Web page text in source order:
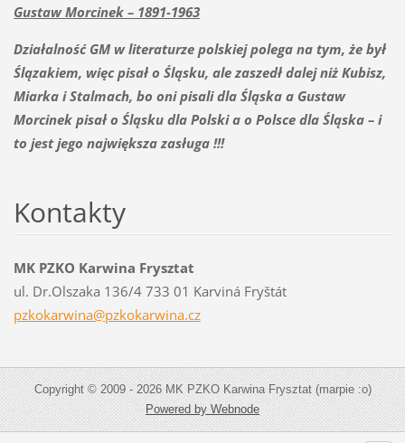
Gustaw Morcinek – 1891-1963
Działalność GM w literaturze polskiej polega na tym, że był
Ślązakiem, więc pisał o Śląsku, ale zaszedł dalej niż Kubisz,
Miarka i Stalmach, bo oni pisali dla Śląska a Gustaw
Morcinek pisał o Śląsku dla Polski a o Polsce dla Śląska – i
to jest jego największa zasługa !!!
Kontakty
MK PZKO Karwina Frysztat
ul. Dr.Olszaka 136/4 733 01 Karviná Fryštát
pzkokarwina@pzkokarwina.cz
Copyright © 2009 - 2026 MK PZKO Karwina Frysztat (marpie :o)
Powered by Webnode